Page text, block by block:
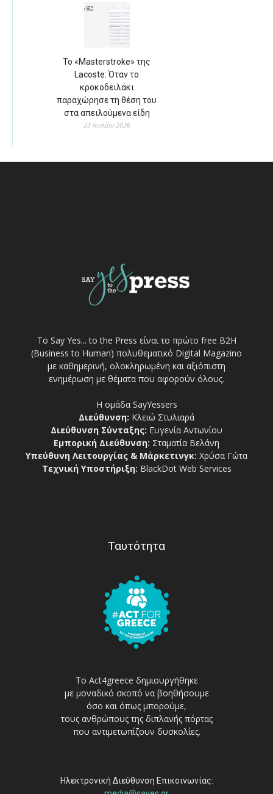
Το «Masterstroke» της
Lacoste: Όταν το
κροκοδειλάκι
παραχώρησε τη θέση του
στα απειλούμενα είδη
23 Ιουλίου 2026
Το Say Yes... to the Press είναι το πρώτο free Β2Η
(Business to Human) πολυθεματικό Digital Magazino
με καθημερινή, ολοκληρωμένη και αξιόπιστη
ενημέρωση με θέματα που αφορούν όλους.
Η ομάδα SayYessers
Διεύθυνση: Κλειώ Στυλιαρά
Διεύθυνση Σύνταξης: Ευγενία Αντωνίου
Εμπορική Διεύθυνση: Σταματία Βελάνη
Υπεύθυνη Λειτουργίας & Μάρκετινγκ: Χρύσα Γώτα
Τεχνική Υποστήριξη: BlackDot Web Services
Ταυτότητα
Το Act4greece δημιουργήθηκε
με μοναδικό σκοπό να βοηθήσουμε
όσο και όπως μπορούμε,
τους ανθρώπους της διπλανής πόρτας
που αντιμετωπίζουν δυσκολίες.
Ηλεκτρονική Διεύθυνση Επικοινωνίας: